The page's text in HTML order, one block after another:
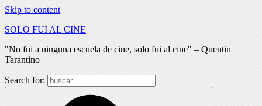
Skip to content
SOLO FUI AL CINE
"No fui a ninguna escuela de cine, solo fui al cine" – Quentin
Tarantino
Search for: